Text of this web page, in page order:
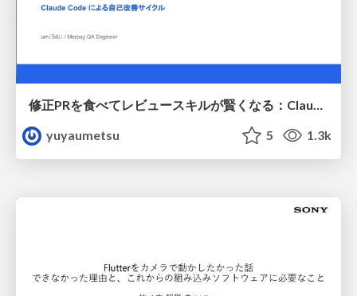
修正PRを食べてレビュースキルが賢くなる：Claude Codeによる自己改善サイクル
yuyaumetsu
5 1.3k